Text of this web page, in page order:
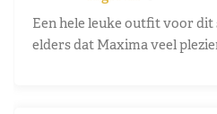
Een hele leuke outfit voor dit
elders dat Maxima veel